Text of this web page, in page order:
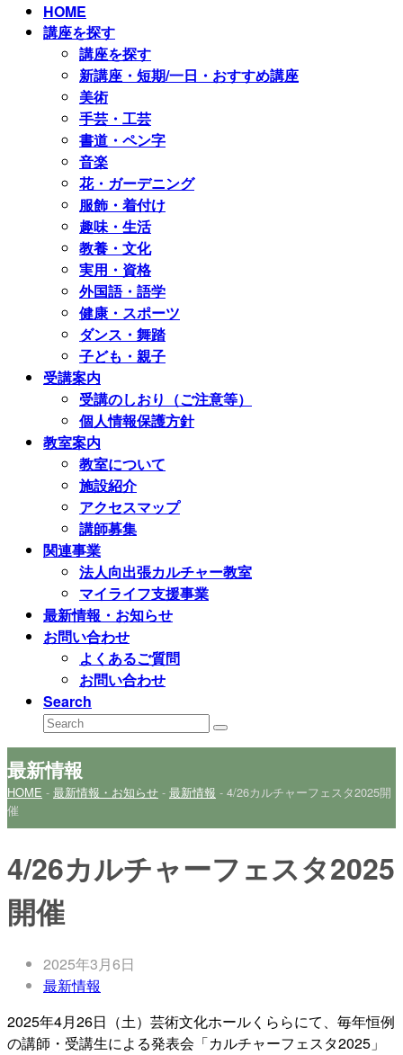
HOME
講座を探す
講座を探す
新講座・短期/一日・おすすめ講座
美術
手芸・工芸
書道・ペン字
音楽
花・ガーデニング
服飾・着付け
趣味・生活
教養・文化
実用・資格
外国語・語学
健康・スポーツ
ダンス・舞踏
子ども・親子
受講案内
受講のしおり（ご注意等）
個人情報保護方針
教室案内
教室について
施設紹介
アクセスマップ
講師募集
関連事業
法人向出張カルチャー教室
マイライフ支援事業
最新情報・お知らせ
お問い合わせ
よくあるご質問
お問い合わせ
Search
Search
Submit
最新情報
HOME - 最新情報・お知らせ - 最新情報 - 4/26カルチャーフェスタ2025開
催
4/26カルチャーフェスタ2025
開催
2025年3月6日
最新情報
2025年4月26日（土）芸術文化ホールくららにて、毎年恒例
の講師・受講生による発表会「カルチャーフェスタ2025」